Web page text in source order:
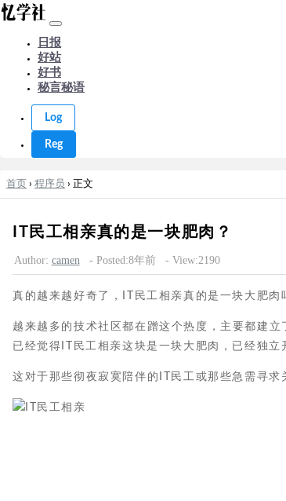
日报
好站
好书
秘言秘语
Log
Reg
首页 › 程序员 › 正文
IT民工相亲真的是一块肥肉？
Author: camen - Posted:8年前 - View:2190
真的越来越好奇了，IT民工相亲真的是一块大肥肉
越来越多的技术社区都在蹭这个热度，主要都建
已经觉得IT民工相亲这块是一块大肥肉，已经独
这对于那些彻夜寂寞陪伴的IT民工或那些急需寻